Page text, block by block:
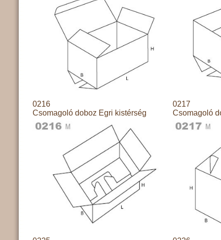
0216
Csomagoló doboz Egri kistérség
0217
Csomagoló